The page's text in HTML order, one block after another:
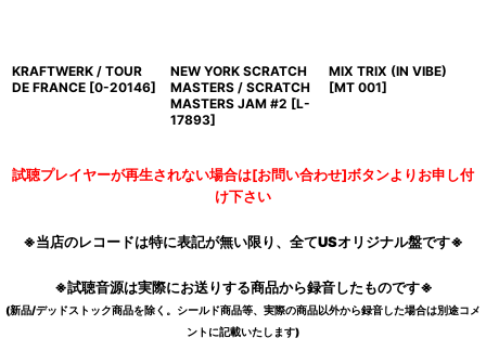
KRAFTWERK / TOUR
DE FRANCE [0-20146]
NEW YORK SCRATCH
MASTERS / SCRATCH
MASTERS JAM #2 [L-
17893]
MIX TRIX (IN VIBE)
[MT 001]
試聴プレイヤーが再生されない場合は[お問い合わせ]ボタンよりお申し付
け下さい
※当店のレコードは特に表記が無い限り、全てUSオリジナル盤です※
※試聴音源は実際にお送りする商品から録音したものです※
(新品/デッドストック商品を除く。シールド商品等、実際の商品以外から録音した場合は別途コメ
ントに記載いたします)